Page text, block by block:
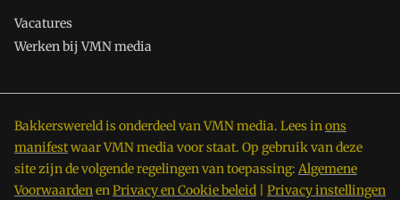
Vacatures
Werken bij VMN media
Bakkerswereld is onderdeel van VMN media. Lees inons
manifestwaar VMN media voor staat. Op gebruik van deze
site zijn de volgende regelingen van toepassing: Algemene
VoorwaardenenPrivacy en Cookie beleid Privacy instellingen